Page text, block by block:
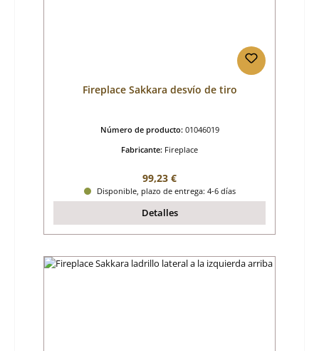
Fireplace Sakkara desvío de tiro
Número de producto: 01046019
Fabricante: Fireplace
Precio normal:
99,23 €
Disponible, plazo de entrega: 4-6 días
Detalles